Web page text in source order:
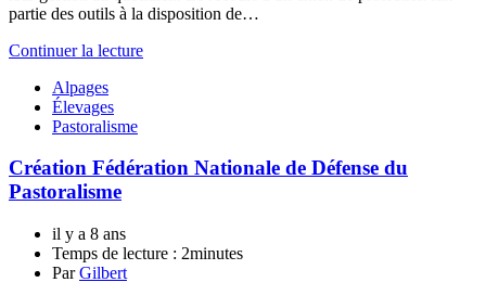
partie des outils à la disposition de…
Continuer la lecture
Alpages
Élevages
Pastoralisme
Création Fédération Nationale de Défense du
Pastoralisme
il y a 8 ans
Temps de lecture : 2minutes
ParGilbert